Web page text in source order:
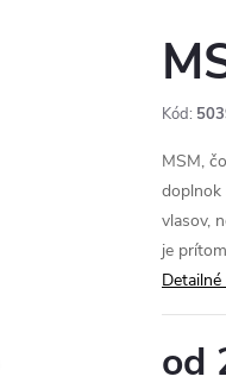
Kód:
MSM,
doplnok
vlasov,
je
od